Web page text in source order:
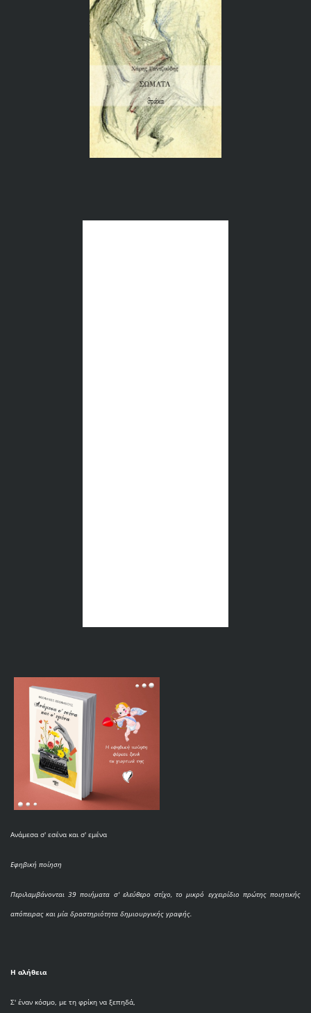
Ανάμεσα σ' εσένα και σ' εμένα
Εφηβική ποίηση
Περιλαμβάνονται 39 ποιήματα σ' ελεύθερο στίχο, το μικρό εγχειρίδιο πρώτης ποιητικής
απόπειρας και μία δραστηριότητα δημιουργικής γραφής.
Η αλήθεια
Σ' έναν κόσμο, με τη φρίκη να ξεπηδά,